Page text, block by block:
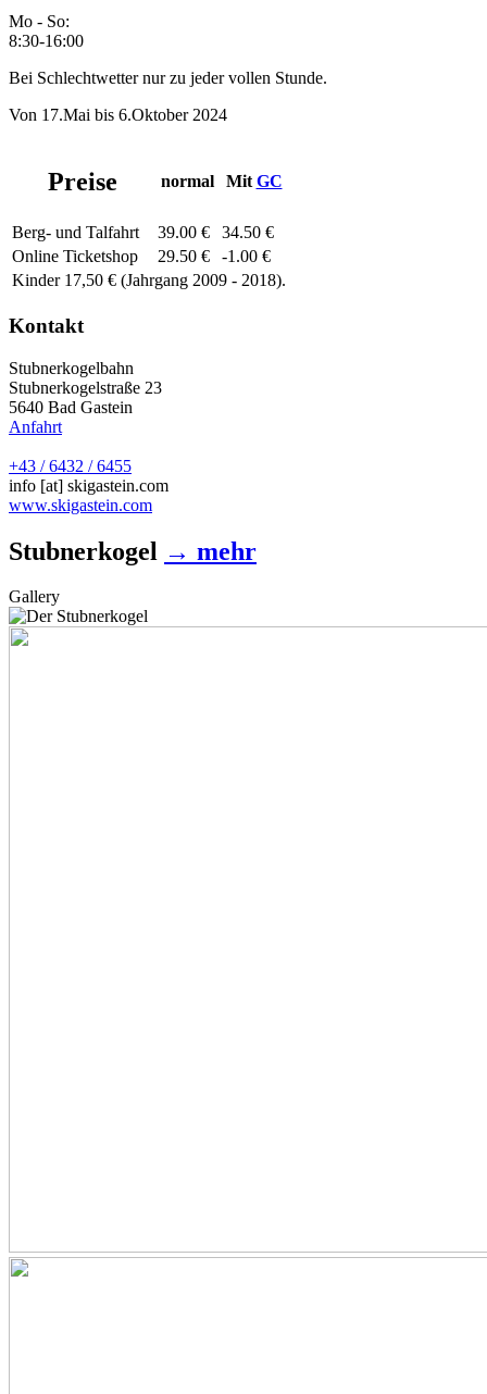
Mo - So:
8:30-16:00
Bei Schlechtwetter nur zu jeder vollen Stunde.
Von 17.Mai bis 6.Oktober 2024
Preise normal Mit GC
Berg- und Talfahrt 39.00 €
34.50 €
Online Ticketshop
29.50 €
-1.00 €
Kinder 17,50 € (Jahrgang 2009 - 2018).
Kontakt
Stubnerkogelbahn
Stubnerkogelstraße 23
5640 Bad Gastein
Anfahrt
+43 / 6432 / 6455
info [at] skigastein.com
www.skigastein.com
Stubnerkogel → mehr
Gallery